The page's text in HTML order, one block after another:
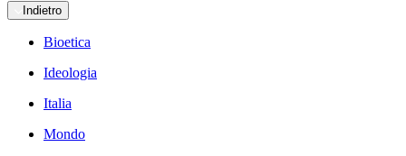
Indietro
Bioetica
Ideologia
Italia
Mondo